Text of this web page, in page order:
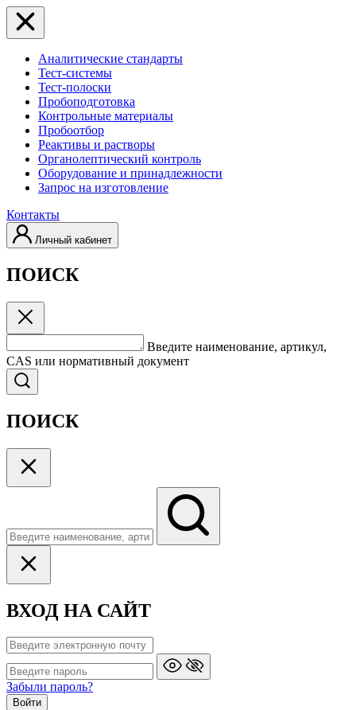
Аналитические стандарты
Тест-системы
Тест-полоски
Пробоподготовка
Контрольные материалы
Пробоотбор
Реактивы и растворы
Органолептический контроль
Оборудование и принадлежности
Запрос на изготовление
Контакты
Личный кабинет
ПОИСК
Введите наименование, артикул,
CAS или нормативный документ
ПОИСК
ВХОД НА САЙТ
Забыли пароль?
Войти